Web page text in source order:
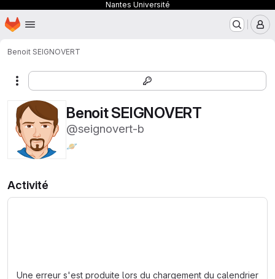
Nantes Université
Passer au contenu principal
Page d'accueil
Benoit SEIGNOVERT
Autres actions
Benoit SEIGNOVERT
@seignovert-b
🪐
Activité
Une erreur s'est produite lors du chargement du calendrier